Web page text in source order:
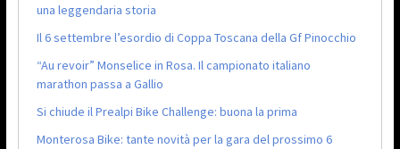
una leggendaria storia
Il 6 settembre l’esordio di Coppa Toscana della Gf Pinocchio
“Au revoir” Monselice in Rosa. Il campionato italiano
marathon passa a Gallio
Si chiude il Prealpi Bike Challenge: buona la prima
Monterosa Bike: tante novità per la gara del prossimo 6